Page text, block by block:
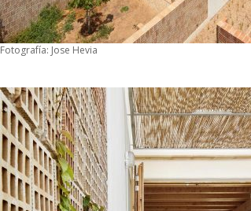
Fotografía: Jose Hevia